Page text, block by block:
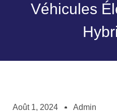
Véhicules
Août 1, 2024 Admin